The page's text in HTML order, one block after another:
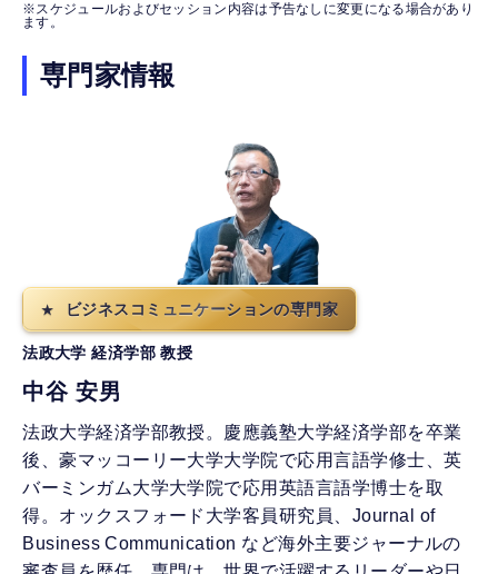
※スケジュールおよびセッション内容は予告なしに変更になる場合があり
ます。
専門家情報
ビジネスコミュニケーションの専門家
法政大学 経済学部 教授
中谷 安男
法政大学経済学部教授。慶應義塾大学経済学部を卒業
後、豪マッコーリー大学大学院で応用言語学修士、英
バーミンガム大学大学院で応用英語言語学博士を取
得。オックスフォード大学客員研究員、Journal of
Business Communication など海外主要ジャーナルの